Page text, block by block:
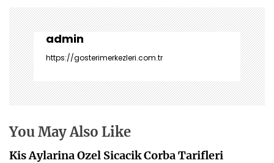
g
e
z
i
n
m
e
i
admin
https://gosterimerkezleri.com.tr
You May Also Like
Kis Aylarina Ozel Sicacik Corba Tarifleri